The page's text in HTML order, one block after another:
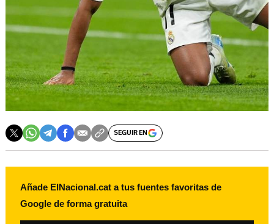
SEGUIR EN
Añade ElNacional.cat a tus fuentes favoritas de
Google de forma gratuita